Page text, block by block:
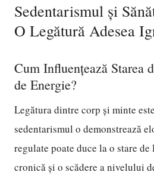
Sedentarismul și
O Legătură Adesea
Cum Influențează Starea
de Energie?
Legătura dintre corp și minte
sedentarismul o demonstrează
regulate poate duce la o stare
cronică și o scădere a nivelului